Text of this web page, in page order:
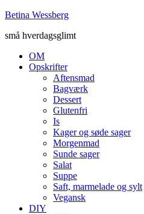
Betina Wessberg
små hverdagsglimt
OM
Opskrifter
Aftensmad
Bagværk
Dessert
Glutenfri
Is
Kager og søde sager
Morgenmad
Sunde sager
Salat
Suppe
Saft, marmelade og sylt
Vegansk
DIY